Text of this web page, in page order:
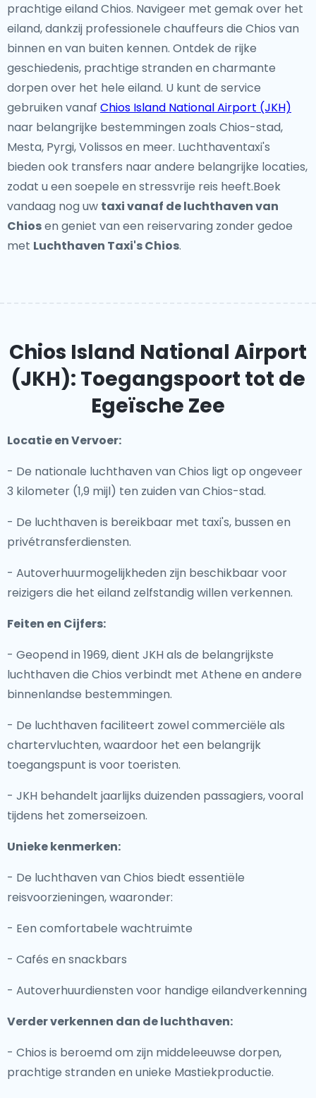
prachtige eiland Chios. Navigeer met gemak over het
eiland, dankzij professionele chauffeurs die Chios van
binnen en van buiten kennen. Ontdek de rijke
geschiedenis, prachtige stranden en charmante
dorpen over het hele eiland. U kunt de service
gebruiken vanaf Chios Island National Airport (JKH)
naar belangrijke bestemmingen zoals Chios-stad,
Mesta, Pyrgi, Volissos en meer. Luchthaventaxi's
bieden ook transfers naar andere belangrijke locaties,
zodat u een soepele en stressvrije reis heeft.Boek
vandaag nog uw taxi vanaf de luchthaven van
Chiosen geniet van een reiservaring zonder gedoe
met Luchthaven Taxi's Chios.
Chios Island National Airport
(JKH): Toegangspoort tot de
Egeïsche Zee
Locatie en Vervoer:
- De nationale luchthaven van Chios ligt op ongeveer
3 kilometer (1,9 mijl) ten zuiden van Chios-stad.
- De luchthaven is bereikbaar met taxi's, bussen en
privétransferdiensten.
- Autoverhuurmogelijkheden zijn beschikbaar voor
reizigers die het eiland zelfstandig willen verkennen.
Feiten en Cijfers:
- Geopend in 1969, dient JKH als de belangrijkste
luchthaven die Chios verbindt met Athene en andere
binnenlandse bestemmingen.
- De luchthaven faciliteert zowel commerciële als
chartervluchten, waardoor het een belangrijk
toegangspunt is voor toeristen.
- JKH behandelt jaarlijks duizenden passagiers, vooral
tijdens het zomerseizoen.
Unieke kenmerken:
- De luchthaven van Chios biedt essentiële
reisvoorzieningen, waaronder:
- Een comfortabele wachtruimte
- Cafés en snackbars
- Autoverhuurdiensten voor handige eilandverkenning
Verder verkennen dan de luchthaven:
- Chios is beroemd om zijn middeleeuwse dorpen,
prachtige stranden en unieke Mastiekproductie.